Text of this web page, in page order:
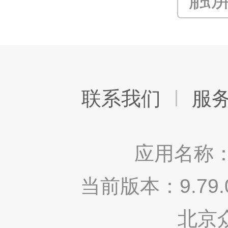
联系我们 服
应用名称
当前版本：
北京